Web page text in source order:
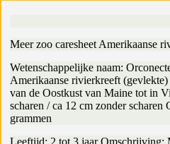
Meer zoo caresheet Amerikaanse
Wetenschappelijke naam:
Amerikaanse rivierkreeft
van de Oostkust van Maine tot in
scharen / ca 12 cm zonder scharen
grammen
Leeftijd: 2 tot 3 jaar Omschrijving: